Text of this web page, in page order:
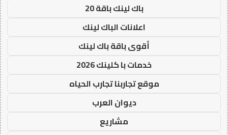
باك لينك باقة 20
اعلانات الباك لينك
أقوى باقة باك لينك
خدمات با كلينك 2026
موقع تجاربنا تجارب الحياه
ديوان العرب
مشاريع